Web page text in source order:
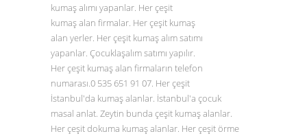
kumaş alımı yapanlar. Her çeşit
kumaş alan firmalar. Her çeşit kumaş
alan yerler. Her çeşit kumaş alım satımı
yapanlar. Çocuklaşalım satımı yapılır.
Her çeşit kumaş alan firmaların telefon
numarası.0 535 651 91 07. Her çeşit
İstanbul'da kumaş alanlar. İstanbul'a çocuk
masal anlat. Zeytin bunda çeşit kumaş alanlar.
Her çeşit dokuma kumaş alanlar. Her çeşit örme